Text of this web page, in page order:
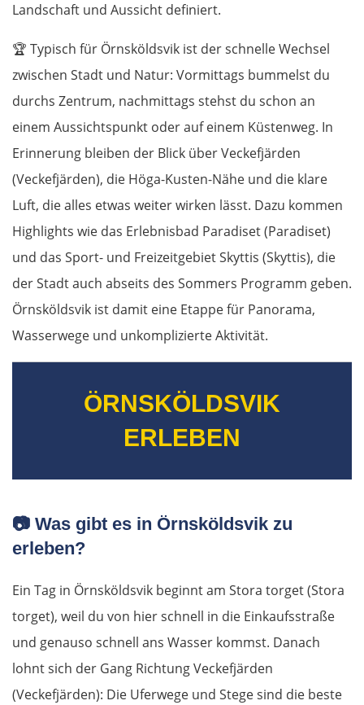
Landschaft und Aussicht definiert.
🏆 Typisch für Örnsköldsvik ist der schnelle Wechsel
zwischen Stadt und Natur: Vormittags bummelst du
durchs Zentrum, nachmittags stehst du schon an
einem Aussichtspunkt oder auf einem Küstenweg. In
Erinnerung bleiben der Blick über Veckefjärden
(Veckefjärden), die Höga-Kusten-Nähe und die klare
Luft, die alles etwas weiter wirken lässt. Dazu kommen
Highlights wie das Erlebnisbad Paradiset (Paradiset)
und das Sport- und Freizeitgebiet Skyttis (Skyttis), die
der Stadt auch abseits des Sommers Programm geben.
Örnsköldsvik ist damit eine Etappe für Panorama,
Wasserwege und unkomplizierte Aktivität.
ÖRNSKÖLDSVIK
ERLEBEN
📷 Was gibt es in Örnsköldsvik zu
erleben?
Ein Tag in Örnsköldsvik beginnt am Stora torget (Stora
torget), weil du von hier schnell in die Einkaufsstraße
und genauso schnell ans Wasser kommst. Danach
lohnt sich der Gang Richtung Veckefjärden
(Veckefjärden): Die Uferwege und Stege sind die beste
München
Rosenheim
Österreich
Salzburg
Vöcklabruck
Linz
Amstetten
Trnava
Nitra
Nové Zámky
Ungarn Nord